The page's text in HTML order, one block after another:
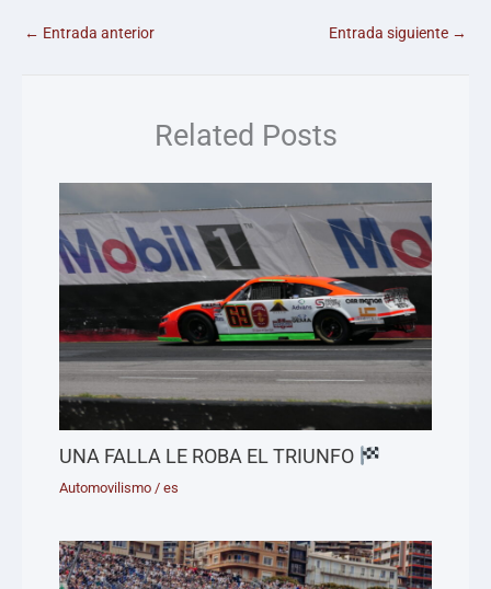
← Entrada anterior Entrada siguiente →
Related Posts
UNA FALLA LE ROBA EL TRIUNFO
Automovilismo /es